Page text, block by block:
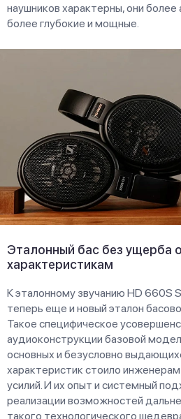
наушников характерны, они
более глубокие и мощные.
Эталонный бас без ущерба
характеристикам
К эталонному звучанию HD 660S
теперь еще и новый эталон
Такое специфическое
аудиоконструкции базовой
основных и безусловно
характеристик стоило
усилий. И их опыт и системный
реализации возможностей
такого технологического